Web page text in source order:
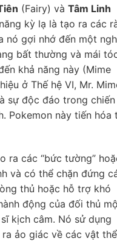
(Fairy) và Tâm Linh
kỳ lạ là tạo ra các
nó gợi nhớ đến một
bất thường và mái
khả năng này (Mime
ở Thế hệ VI, Mr.
sự độc đáo trong chiến
Pokemon này tiến hóa
ra các “bức tường”
và có thể chặn đứng
thủ hoặc hỗ trợ khó
động của đối thủ
kịch câm. Nó sử dụng
ảo giác về các vật thể